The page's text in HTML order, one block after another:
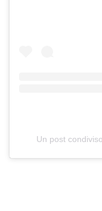
Un post